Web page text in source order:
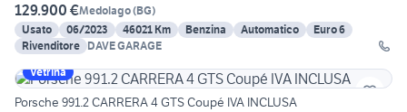
129.900 €Medolago(BG)
Usato
06/2023 46021 Km Benzina Automatico
Euro 6
Rivenditore DAVE GARAGE
Vetrina
Porsche 991.2 CARRERA 4 GTS Coupé IVA INCLUSA